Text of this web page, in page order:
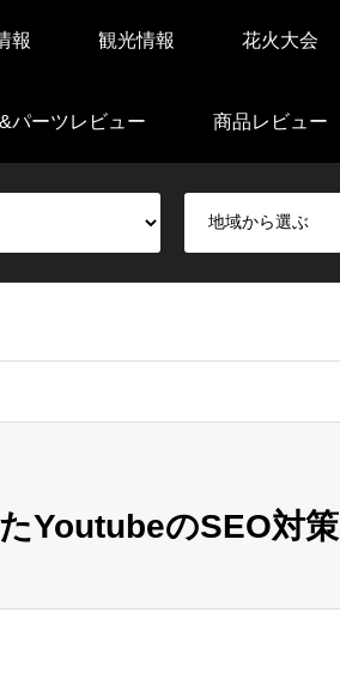
報 観光情報 花火大会
パーツレビュー 商品レビュー
YoutubeのSEO対策